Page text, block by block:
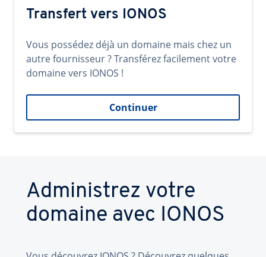
Transfert vers IONOS
Vous possédez déjà un domaine mais chez un
autre fournisseur ? Transférez facilement votre
domaine vers IONOS !
Continuer
Administrez votre
domaine avec IONOS